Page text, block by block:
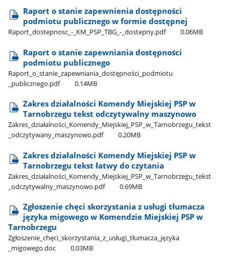
Raport o stanie zapewnienia dostępności
podmiotu publicznego w formie dostępnej
Raport​_dostepnosc​_-​_KM​_PSP​_TBG​_-​_dostepny.pdf 0.06MB
Raport o stanie zapewniania dostępności
podmiotu publicznego
Raport​_o​_stanie​_zapewniania​_dostępności​_podmiotu​
_publicznego.pdf
0.14MB
Zakres działalności Komendy Miejskiej PSP w
Tarnobrzegu tekst odczytywalny maszynowo
Zakres​_działalności​_Komendy​_Miejskiej​_PSP​_w​_Tarnobrzegu​_tekst​
_odczytywany​_maszynowo.pdf
0.20MB
Zakres działalności Komendy Miejskiej PSP w
Tarnobrzegu tekst łatwy do czytania
Zakres​_działalności​_Komendy​_Miejskiej​_PSP​_w​_Tarnobrzegu​_tekst​
_odczytywalny​_maszynowo.pdf
0.69MB
Zgłoszenie chęci skorzystania z usługi tłumacza
języka migowego w Komendzie Miejskiej PSP w
Tarnobrzegu
Zgłoszenie​_chęci​_skorzystania​_z​_usługi​_tłumacza​_języka​
_migowego.doc
0.03MB